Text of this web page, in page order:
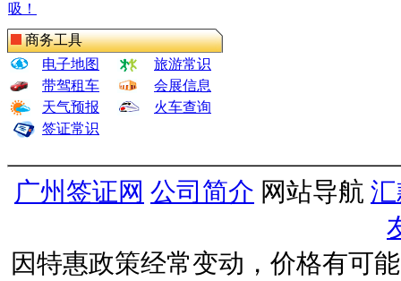
吸！
商务工具
电子地图
旅游常识
带驾租车
会展信息
天气预报
火车查询
签证常识
广州签证网 公司简介 网站导航
因特惠政策经常变动，价格有可